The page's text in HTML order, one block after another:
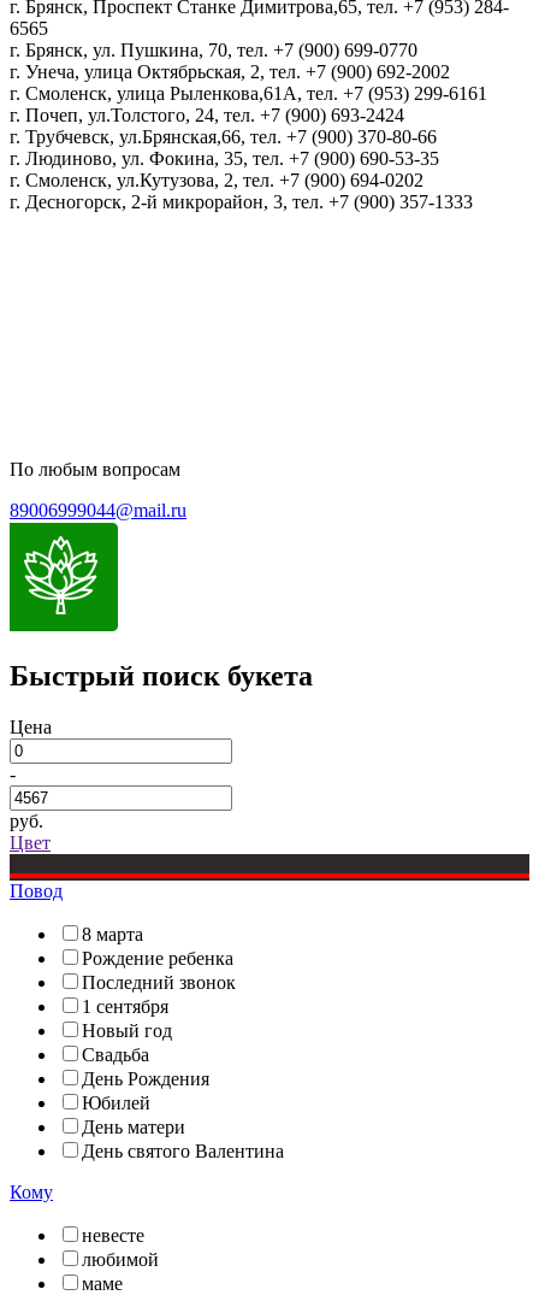
г. Брянск, Проспект Станке Димитрова,65, тел. +7 (953) 284-
6565
г. Брянск, ул. Пушкина, 70, тел. +7 (900) 699-0770
г. Унеча, улица Октябрьская, 2, тел. +7 (900) 692-2002
г. Смоленск, улица Рыленкова,61А, тел. +7 (953) 299-6161
г. Почеп, ул.Толстого, 24, тел. +7 (900) 693-2424
г. Трубчевск, ул.Брянская,66, тел. +7 (900) 370-80-66
г. Людиново, ул. Фокина, 35, тел. +7 (900) 690-53-35
г. Смоленск, ул.Кутузова, 2, тел. +7 (900) 694-0202
г. Десногорск, 2-й микрорайон, 3, тел. +7 (900) 357-1333
По любым вопросам
89006999044@mail.ru
Быстрый поиск букета
Цена
-
руб.
Цвет
Повод
8 марта
Рождение ребенка
Последний звонок
1 сентября
Новый год
Свадьба
День Рождения
Юбилей
День матери
День святого Валентина
Кому
невесте
любимой
маме